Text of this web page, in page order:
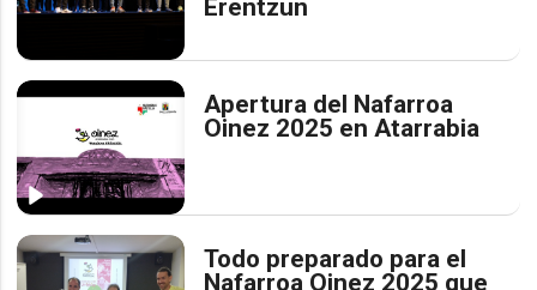
Erentzun
Apertura del Nafarroa
Oinez 2025 en Atarrabia
Todo preparado para el
Nafarroa Oinez 2025 que